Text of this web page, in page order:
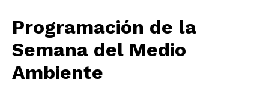
Programación de la
Semana del Medio
Ambiente